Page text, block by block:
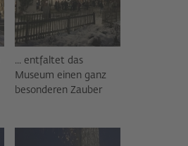
... entfaltet das
Museum einen ganz
besonderen Zauber